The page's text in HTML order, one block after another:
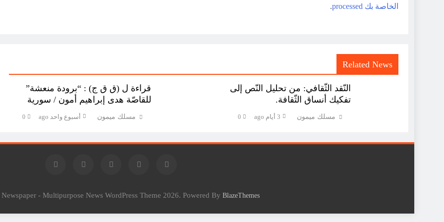
الخاصة بك processed
.
Related News
النّقد الثّقافي: من تحليل النّص إلى
تفكيك أنساق الثّقافة.
مسلك ميمون 3 أيام ago 0
قراءة ل (ق ق ج) : “برودة منعشة”
للقاصّة هدى إبراهيم أمون / سورية
مسلك ميمون أسبوع واحد ago 0
- Multipurpose News WordPress Theme 2026. Powered By BlazeThemes